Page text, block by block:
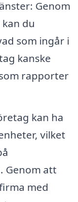
Genom
du
som ingår i
kanske
rapporter
kan ha
vilket
Genom att
med